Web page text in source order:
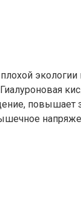
экологии